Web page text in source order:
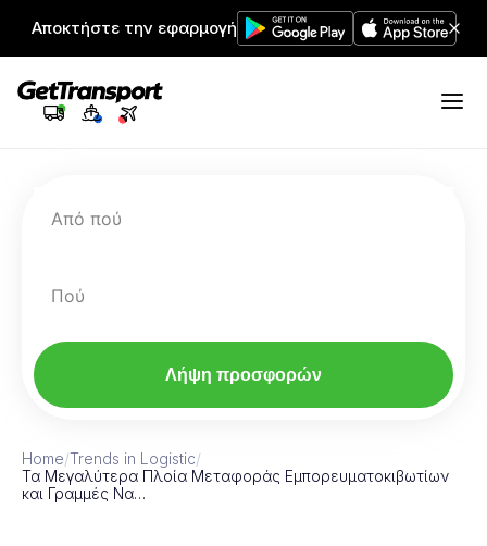
Αποκτήστε την εφαρμογή
Από πού
Πού
Λήψη προσφορών
Home/Trends in Logistic/
Τα Μεγαλύτερα Πλοία Μεταφοράς Εμπορευματοκιβωτίων
και Γραμμές Να…